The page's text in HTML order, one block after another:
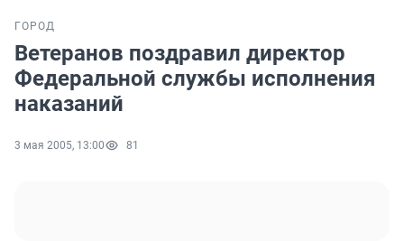
ГОРОД
Ветеранов поздравил директор
Федеральной службы исполнения
наказаний
3 мая 2005, 13:00 81